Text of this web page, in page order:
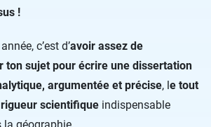
!
c’est d’avoir assez de
ton sujet pour écrire une dissertation
argumentée et précise, le tout
scientifique indispensable